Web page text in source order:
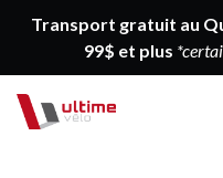
Transport gratuit au
99$ et plus